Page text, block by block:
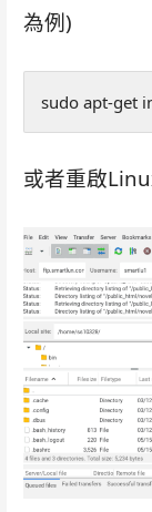
為例)
sudo apt-get
或者重啟